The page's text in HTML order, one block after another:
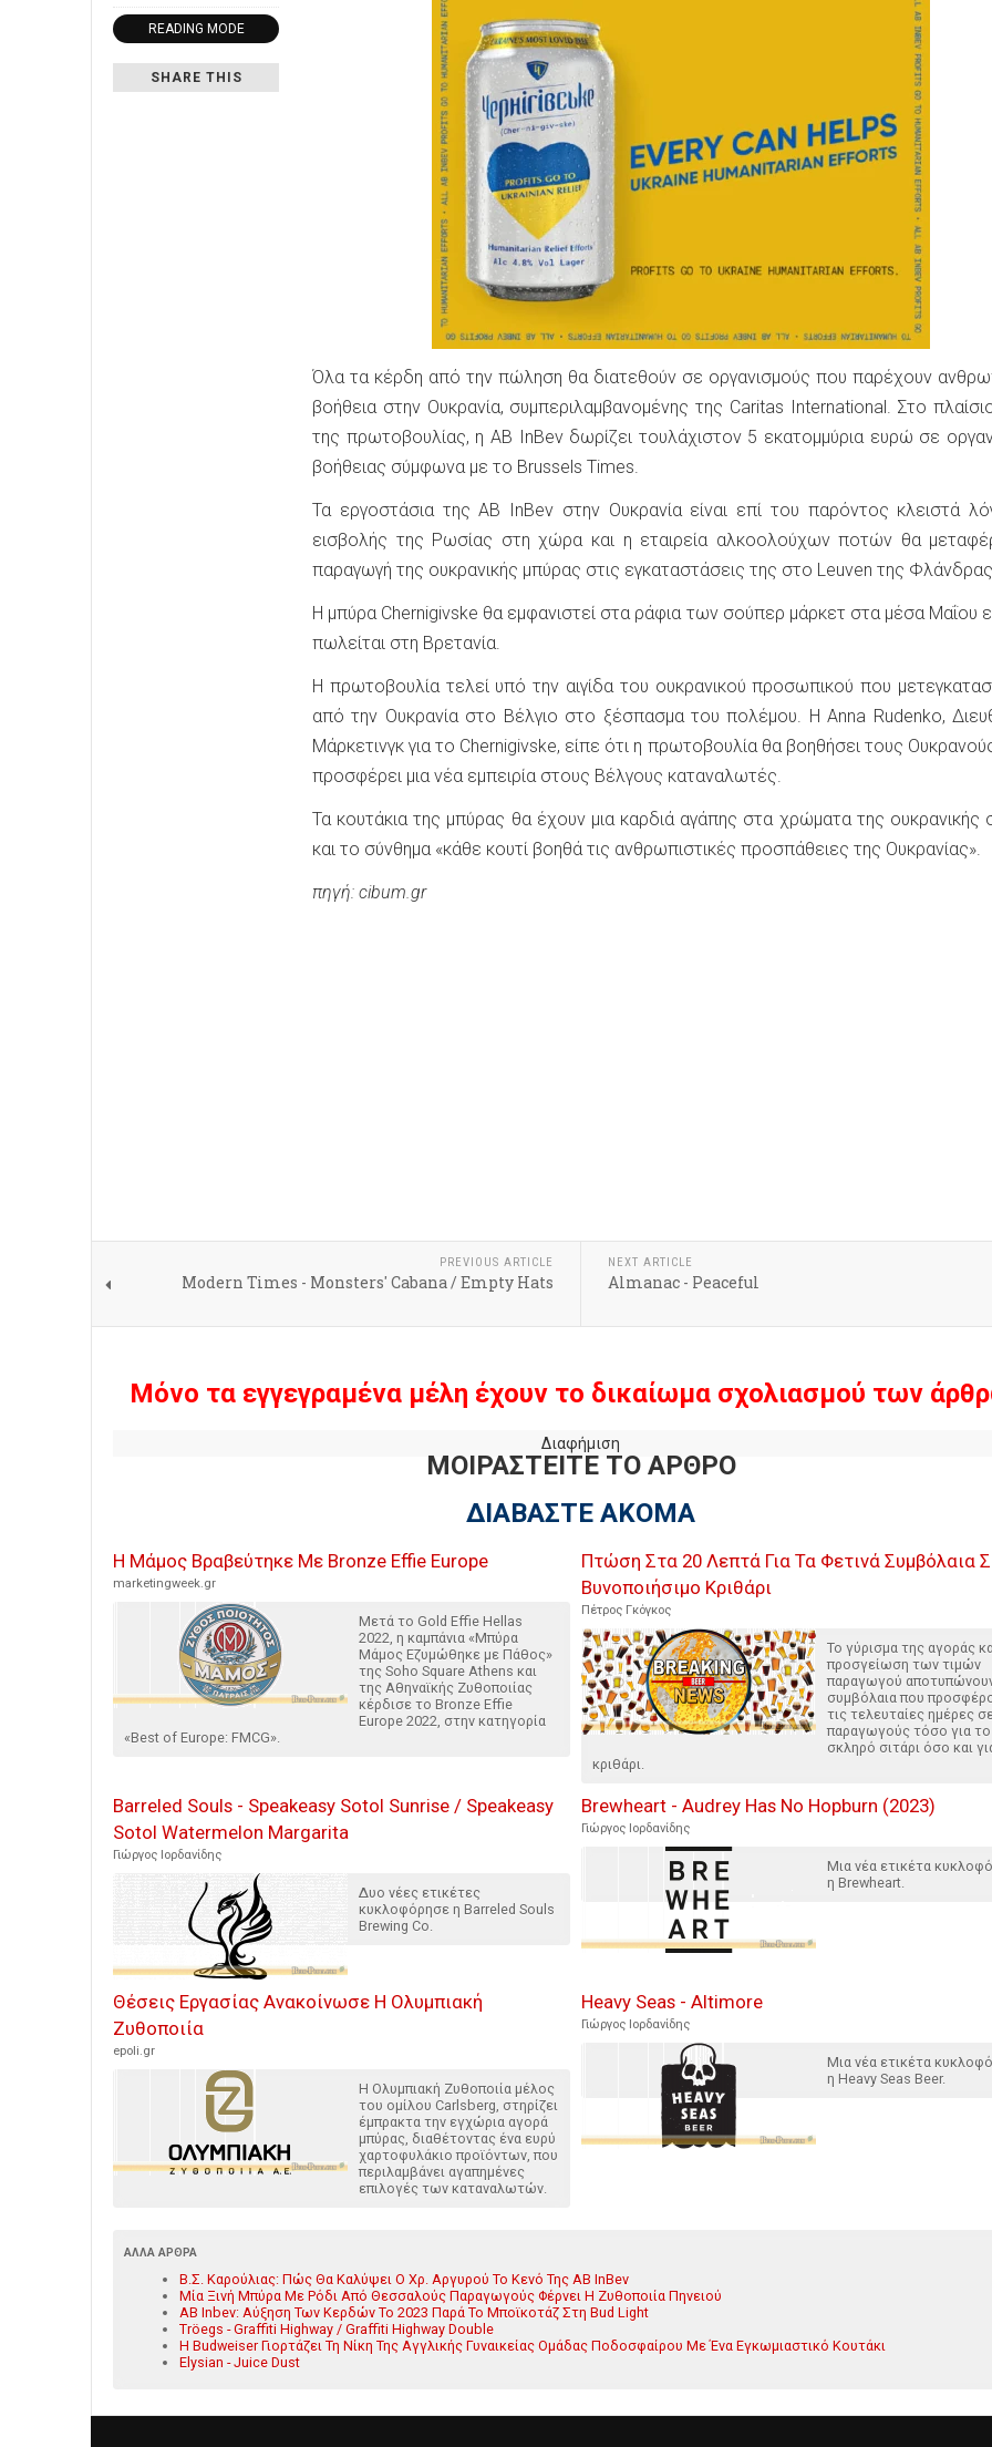
READING MODE
SHARE THIS
Όλα τα κέρδη από την πώληση θα διατεθούν σε οργανισμούς που παρέχουν
βοήθεια στην Ουκρανία, συμπεριλαμβανομένης της Caritas International. Στο
της πρωτοβουλίας, η AB InBev δωρίζει τουλάχιστον 5 εκατομμύρια ευρώ σε
βοήθειας σύμφωνα με το Brussels Times.
Τα εργοστάσια της AB InBev στην Ουκρανία είναι επί του παρόντος κλειστά
εισβολής της Ρωσίας στη χώρα και η εταιρεία αλκοολούχων ποτών θα
παραγωγή της ουκρανικής μπύρας στις εγκαταστάσεις της στο Leuven της
Η μπύρα Chernigivske θα εμφανιστεί στα ράφια των σούπερ μάρκετ στα μέσα Μαΐου
πωλείται στη Βρετανία.
Η πρωτοβουλία τελεί υπό την αιγίδα του ουκρανικού προσωπικού που
από την Ουκρανία στο Βέλγιο στο ξέσπασμα του πολέμου. Η Anna Rudenko,
Μάρκετινγκ για το Chernigivske, είπε ότι η πρωτοβουλία θα βοηθήσει τους
προσφέρει μια νέα εμπειρία στους Βέλγους καταναλωτές.
Τα κουτάκια της μπύρας θα έχουν μια καρδιά αγάπης στα χρώματα της ουκρανικής
και το σύνθημα «κάθε κουτί βοηθά τις ανθρωπιστικές προσπάθειες της Ουκρανίας».
πηγή: cibum.gr
PREVIOUS ARTICLE
Modern Times - Monsters' Cabana / Empty Hats
NEXT ARTICLE
Almanac - Peaceful
Μόνο τα εγγεγραμένα μέλη έχουν το δικαίωμα σχολιασμού των
Διαφήμιση
ΜΟΙΡΑΣΤΕΙΤΕ ΤΟ ΑΡΘΡΟ
ΔΙΑΒΑΣΤΕ ΑΚΟΜΑ
Η Μάμος Βραβεύτηκε Με Bronze Effie Europe
marketingweek.gr
Μετά το Gold Effie Hellas
2022, η καμπάνια «Μπύρα
Μάμος Εζυμώθηκε με Πάθος»
της Soho Square Athens και
της Αθηναϊκής Ζυθοποιίας
κέρδισε το Bronze Effie
Europe 2022, στην κατηγορία
«Best of Europe: FMCG».
Πτώση Στα 20 Λεπτά Για Τα Φετινά Συμβόλαια
Βυνοποιήσιμο Κριθάρι
Πέτρος Γκόγκος
Το γύρισμα της αγοράς
προσγείωση των τιμών
παραγωγού
συμβόλαια που
τις τελευταίες ημέρες
παραγωγούς τόσο για το
σκληρό σιτάρι όσο και
κριθάρι.
Barreled Souls - Speakeasy Sotol Sunrise / Speakeasy
Sotol Watermelon Margarita
Γιώργος Ιορδανίδης
Δυο νέες ετικέτες
κυκλοφόρησε η Barreled Souls
Brewing Co.
Brewheart - Audrey Has No Hopburn (2023)
Γιώργος Ιορδανίδης
Μια νέα ετικέτα
η Brewheart.
Θέσεις Εργασίας Ανακοίνωσε Η Ολυμπιακή
Ζυθοποιία
epoli.gr
H Ολυμπιακή Ζυθοποιία μέλος
του ομίλου Carlsberg, στηρίζει
έμπρακτα την εγχώρια αγορά
μπύρας, διαθέτοντας ένα ευρύ
χαρτοφυλάκιο προϊόντων, που
περιλαμβάνει αγαπημένες
επιλογές των καταναλωτών.
Heavy Seas - Altimore
Γιώργος Ιορδανίδης
Μια νέα ετικέτα
η Heavy Seas Beer.
ΆΛΛΑ ΆΡΘΡΑ
Β.Σ. Καρούλιας: Πώς Θα Καλύψει Ο Χρ. Αργυρού Το Κενό Της AB InBev
Μία Ξινή Μπύρα Με Ρόδι Από Θεσσαλούς Παραγωγούς Φέρνει Η Ζυθοποιία Πηνειού
AB Inbev: Αύξηση Των Κερδών Το 2023 Παρά Το Μποϊκοτάζ Στη Bud Light
Tröegs - Graffiti Highway / Graffiti Highway Double
Η Budweiser Γιορτάζει Τη Νίκη Της Αγγλικής Γυναικείας Ομάδας Ποδοσφαίρου Με Ένα Εγκωμιαστικό Κουτάκι
Elysian - Juice Dust